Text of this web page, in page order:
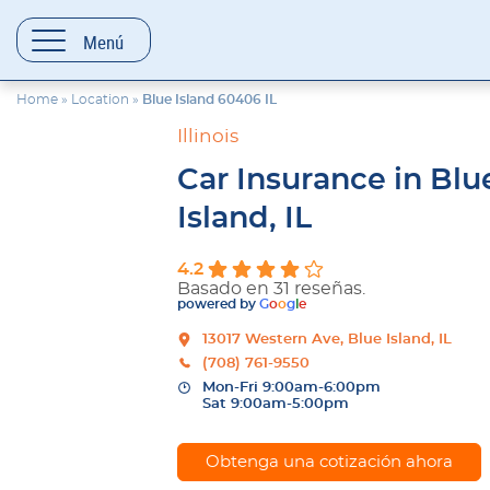
contenido
Menú
Home » Location » Blue Island 60406 IL
Illinois
Car Insurance in
Island, IL
4.2
Basado en 31 reseñas.
powered by Goog e
13017 Western Ave, Blue Island, IL
(708) 761-9550
Mon-Fri 9:00am-6:00pm
Sat 9:00am-5:00pm
Obtenga una cotización ahora